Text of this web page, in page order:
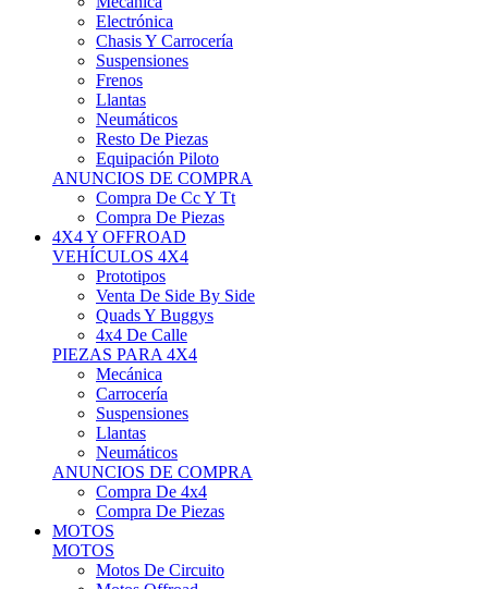
Electrónica
Chasis Y Carrocería
Suspensiones
Frenos
Llantas
Neumáticos
Resto De Piezas
Equipación Piloto
ANUNCIOS DE COMPRA
Compra De Cc Y Tt
Compra De Piezas
4X4 Y OFFROAD
VEHÍCULOS 4X4
Prototipos
Venta De Side By Side
Quads Y Buggys
4x4 De Calle
PIEZAS PARA 4X4
Mecánica
Carrocería
Suspensiones
Llantas
Neumáticos
ANUNCIOS DE COMPRA
Compra De 4x4
Compra De Piezas
MOTOS
MOTOS
Motos De Circuito